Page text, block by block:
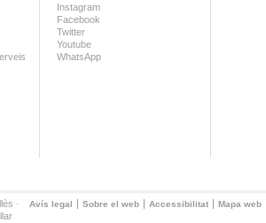
Instagram
Facebook
Twitter
Youtube
WhatsApp
Avís legal Sobre el web Accessibilitat Mapa web
·